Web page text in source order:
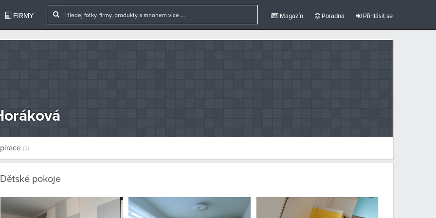
FIRMY Magazín Poradna Přihlásit se
dP6pReBO8twIHfjnENGa_9038_big.jpg):
(2)
Dětské pokoje